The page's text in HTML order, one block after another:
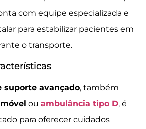
com equipe especializada e
para estabilizar pacientes em
o transporte.
suporte avançado, também
ou ambulância tipo D, é
para oferecer cuidados